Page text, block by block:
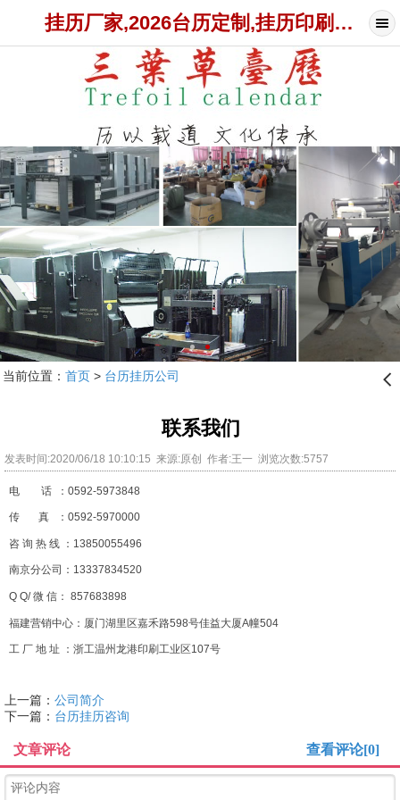
挂历厂家,2026台历定制,挂历印刷 - 温州三叶草台历挂历印刷厂
当前位置： 首页> 台历挂历公司 󰊒
联系我们
发表时间:2020/06/18 10:10:15 来源:原创 作者:王一 浏览次数:5757
电 话 ：0592-5973848
传 真 ：0592-5970000
咨 询 热 线 ：13850055496
南京分公司：13337834520
Q Q/ 微 信： 857683898
福建营销中心：厦门湖里区嘉禾路598号佳益大厦A幢504
工 厂 地 址 ：浙工温州龙港印刷工业区107号
上一篇： 公司简介
下一篇： 台历挂历咨询
查看评论[0]
文章评论